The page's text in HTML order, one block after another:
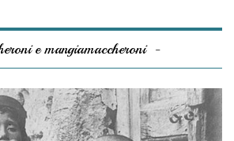
e mangiamaccheroni